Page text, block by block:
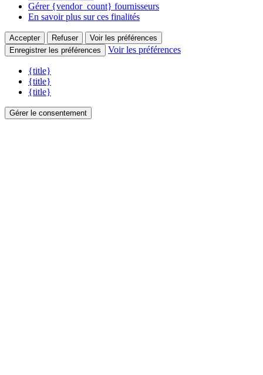
Gérer {vendor_count} fournisseurs
En savoir plus sur ces finalités
Accepter Refuser
Voir les préférences
Enregistrer les préférences
Voir les préférences
{title}
{title}
{title}
Gérer le consentement